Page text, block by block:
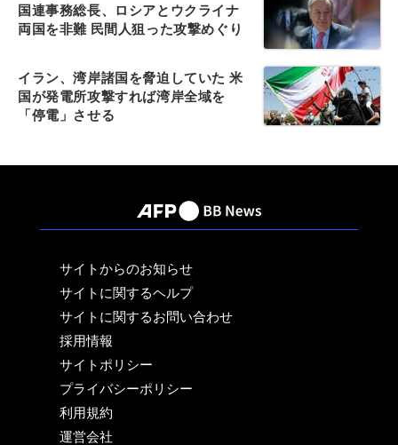
国連事務総長、ロシアとウクライナ
両国を非難 民間人狙った攻撃めぐり
イラン、湾岸諸国を脅迫していた 米
国が発電所攻撃すれば湾岸全域を
「停電」させる
サイトからのお知らせ
サイトに関するヘルプ
サイトに関するお問い合わせ
採用情報
サイトポリシー
プライバシーポリシー
利用規約
運営会社